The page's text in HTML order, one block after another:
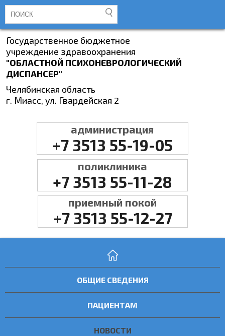
Государственное бюджетное
учреждение здравоохранения
"ОБЛАСТНОЙ ПСИХОНЕВРОЛОГИЧЕСКИЙ
ДИСПАНСЕР"
Челябинская область
г. Миасс, ул. Гвардейская 2
администрация
+7 3513 55-19-05
поликлиника
+7 3513 55-11-28
приемный покой
+7 3513 55-12-27
ОБЩИЕ СВЕДЕНИЯ
ПАЦИЕНТАМ
НОВОСТИ